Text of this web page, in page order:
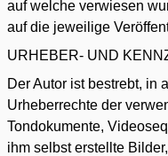
auf welche verwiesen
auf die jeweilige
URHEBER- UND
Der Autor ist bestrebt, in
Urheberrechte der
Tondokumente,
ihm selbst erstellte